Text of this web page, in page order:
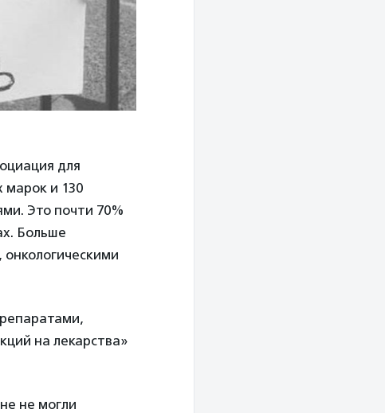
для
марок и 130
Это почти 70%
Больше
на лекарства»
не могли